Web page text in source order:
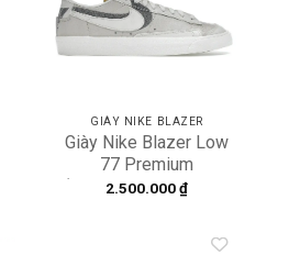
GIÀY NIKE BLAZER
Giày Nike Blazer Low
77 Premium
‘Halloween’ DQ7671-
2.500.000₫